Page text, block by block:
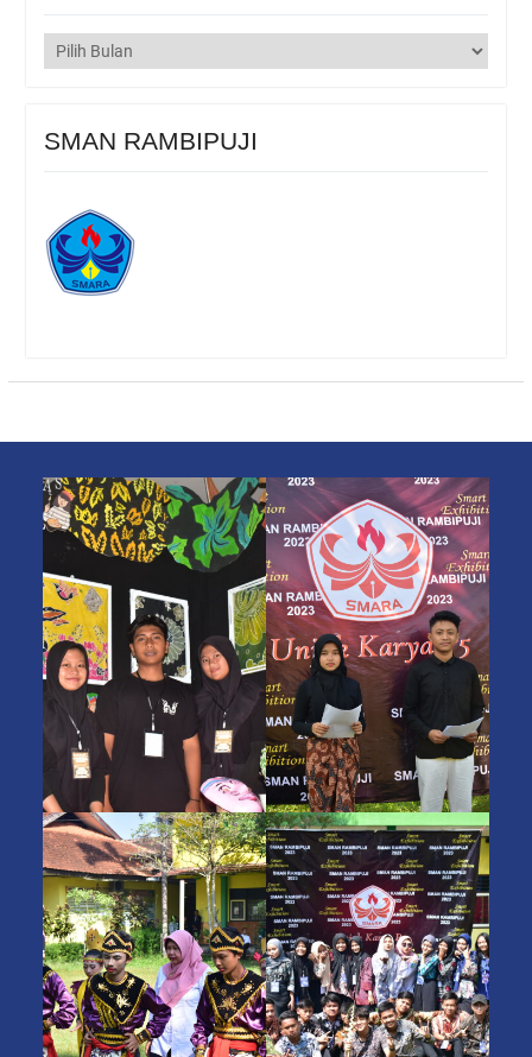
Arsip
SMAN RAMBIPUJI